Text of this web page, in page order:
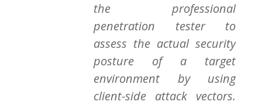
the professional
penetration tester to
assess the actual security
posture of a target
environment by using
client-side attack vectors.